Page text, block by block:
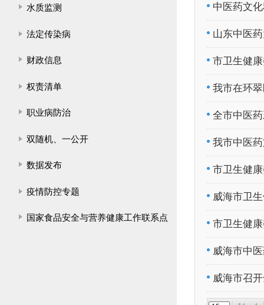
水质监测
法定传染病
财政信息
权责清单
职业病防治
双随机、一公开
数据发布
疫情防控专题
国家食品安全与营养健康工作联系点
中医药文
山东中医
市卫生健
我市在环
全市中医
我市中医
市卫生健
威海市卫
市卫生健
威海市中
威海市召